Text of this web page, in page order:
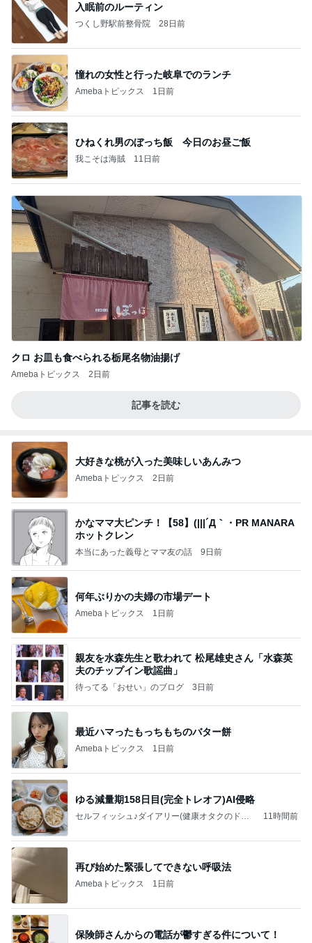
入眠前のルーティン
つくし野駅前整骨院 28日前
憧れの女性と行った岐阜でのランチ
Amebaトピックス 1日前
ひねくれ男のぼっち飯 今日のお昼ご飯
我こそは海賊 11日前
クロ お皿も食べられる栃尾名物油揚げ
Amebaトピックス 2日前
記事を読む
大好きな桃が入った美味しいあんみつ
Amebaトピックス 2日前
かなママ大ピンチ！【58】(|||´Д｀・PR MANARA
ホットクレン
本当にあった義母とママ友の話 9日前
何年ぶりかの夫婦の市場デート
Amebaトピックス 1日前
親友を水森先生と歌われて 松尾雄史さん「水森英
夫のチップイン歌謡曲」
待ってる「おせい」のブログ 3日前
最近ハマったもっちもちのバター餅
Amebaトピックス 1日前
ゆる減量期158日目(完全トレオフ)AI侵略
セルフィッシュ♪ダイアリー(健康オタクのドM
11時間前
再び始めた緊張してできない呼吸法
Amebaトピックス 1日前
保険師さんからの電話が鬱すぎる件について！